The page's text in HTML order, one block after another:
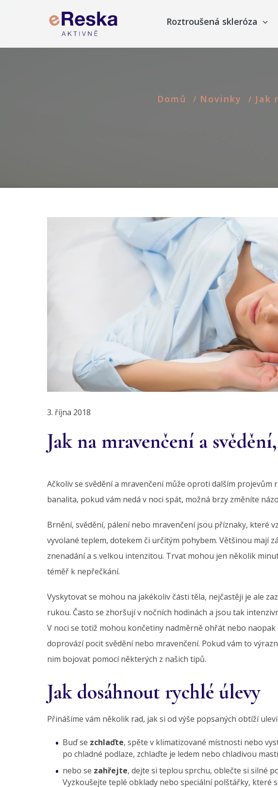
Roztroušená skleróza
Domů / Novinky / Jak
3. října 2018
Jak na mravenčení a
Ačkoliv se svědění a mravenčení může oproti dalším projevům
banalita, pokud vám nedá v noci spát, možná brzy změníte
Brnění, svědění, pálení nebo mravenčení jsou příznaky, které
vyvolané teplem, dotekem či určitým pohybem. Většinou mají
znenadání a s velkou intenzitou. Trvat mohou jen několik
téměř k nepřečkání.
Vyskytovat se mohou na jakékoliv části těla, nejčastěji je ale
rukou. Často se zhoršují v nočních hodinách a jsou tak
V noci se totiž mohou končetiny nadměrně ohřát nebo
doprovází pocit svědění nebo mravenčení. Pokud vám to
nim bojovat pomocí některých z našich tipů.
Jak dosáhnout rychlé úlevy
Přinášíme vám několik rad, jak si od výše popsaných obtíží
Buď se zchlaďte, spěte v klimatizované místnosti nebo
po chladné podlaze, zchlaďte je ledem nebo chladivou
nebo se zahřejte, dejte si teplou sprchu, oblečte si silné
Vyzkoušejte teplé obklady nebo speciální polštářky, které